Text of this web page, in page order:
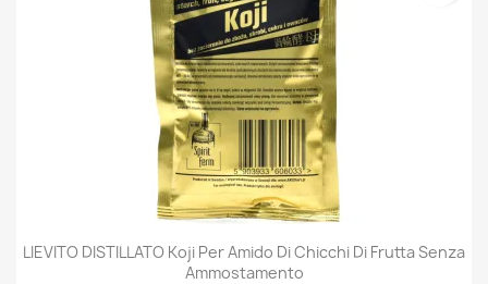
LIEVITO DISTILLATO Koji Per Amido Di Chicchi Di Frutta Senza
Ammostamento